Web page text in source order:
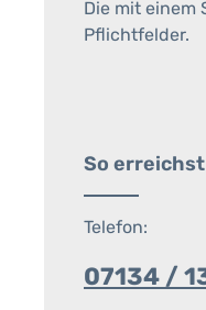
Die mit einem
Pflichtfelder.
So erreichst
Telefon:
07134 /